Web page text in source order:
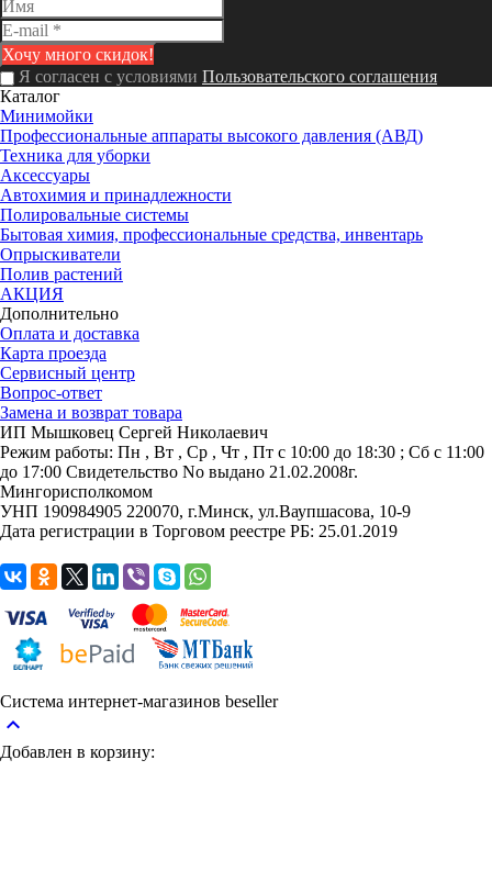
Я согласен с условиями Пользовательского соглашения
Каталог
Минимойки
Профессиональные аппараты высокого давления (АВД)
Техника для уборки
Аксессуары
Автохимия и принадлежности
Полировальные системы
Бытовая химия, профессиональные средства, инвентарь
Опрыскиватели
Полив растений
АКЦИЯ
Дополнительно
Оплата и доставка
Карта проезда
Сервисный центр
Вопрос-ответ
Замена и возврат товара
ИП Мышковец Сергей Николаевич
Режим работы: Пн , Вт , Ср , Чт , Пт c 10:00 до 18:30 ; Сб c 11:00
до 17:00 Свидетельство No выдано 21.02.2008г.
Мингорисполкомом
УНП 190984905 220070, г.Минск, ул.Ваупшасова, 10-9
Дата регистрации в Торговом реестре РБ: 25.01.2019
Система интернет-магазинов beseller
keyboard_arrow_up
Добавлен в корзину: